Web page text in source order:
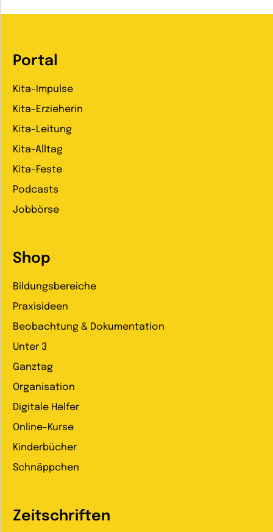
Portal
Kita-Impulse
Kita-Erzieherin
Kita-Leitung
Kita-Alltag
Kita-Feste
Podcasts
Jobbörse
Shop
Bildungsbereiche
Praxisideen
Beobachtung & Dokumentation
Unter 3
Ganztag
Organisation
Digitale Helfer
Online-Kurse
Kinderbücher
Schnäppchen
Zeitschriften